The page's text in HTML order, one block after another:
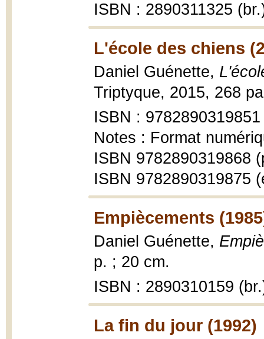
ISBN : 2890311325
L'école des chiens
Daniel Guénette,
Triptyque, 2015, 268
ISBN : 9782890319851
Notes : Format
ISBN 9782890319868
ISBN 9782890319875
Empiècements
Daniel Guénette,
p. ; 20 cm.
ISBN : 2890310159
La fin du jour (1992)